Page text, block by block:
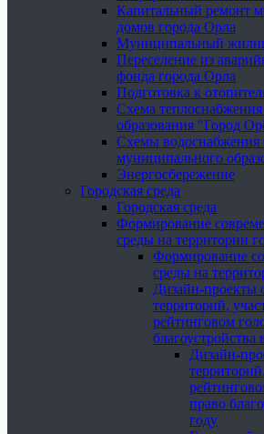
Капитальный ремонт
домов города Орла
Муниципальный
Переселение из
фонда города Орла
Подготовка к
Схема
образования "Город
Схемы водоснабжения
муниципального
Энергосбережение
Городская среда
Городская среда
Формирование
среды на территории
Формирование
среды на
Дизайн-проекты
территорий,
рейтинговом
благоустройства
Дизайн-
право
году